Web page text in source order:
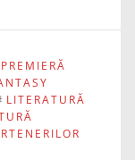
LITERATURĂ